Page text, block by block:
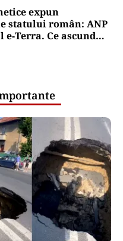
expun
statului român: ANP
Ce ascund